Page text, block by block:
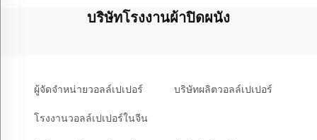
บริษัทโรงงานผ้าปิดผนัง
ผู้จัดจำหน่ายวอลล์เปเปอร์ บริษัทผลิตวอลล์เปเปอร์
โรงงานวอลล์เปเปอร์ในจีน